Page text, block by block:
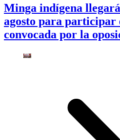
Minga indígena
agosto para participar
convocada por la